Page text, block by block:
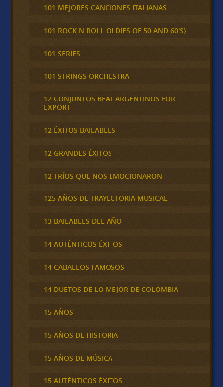
101 MEJORES CANCIONES ITALIANAS
101 ROCK N ROLL OLDIES OF 50 AND 60'S}
101 SERIES
101 STRINGS ORCHESTRA
12 CONJUNTOS BEAT ARGENTINOS FOR
EXPORT
12 ÉXITOS BAILABLES
12 GRANDES ÉXITOS
12 TRÍOS QUE NOS EMOCIONARON
125 AÑOS DE TRAYECTORIA MUSICAL
13 BAILABLES DEL AÑO
14 AUTÉNTICOS ÉXITOS
14 CABALLOS FAMOSOS
14 DUETOS DE LO MEJOR DE COLOMBIA
15 AÑOS
15 AÑOS DE HISTORIA
15 AÑOS DE MÚSICA
15 AUTÉNTICOS ÉXITOS